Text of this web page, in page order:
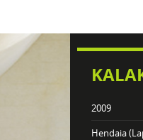
2009
Hendaia